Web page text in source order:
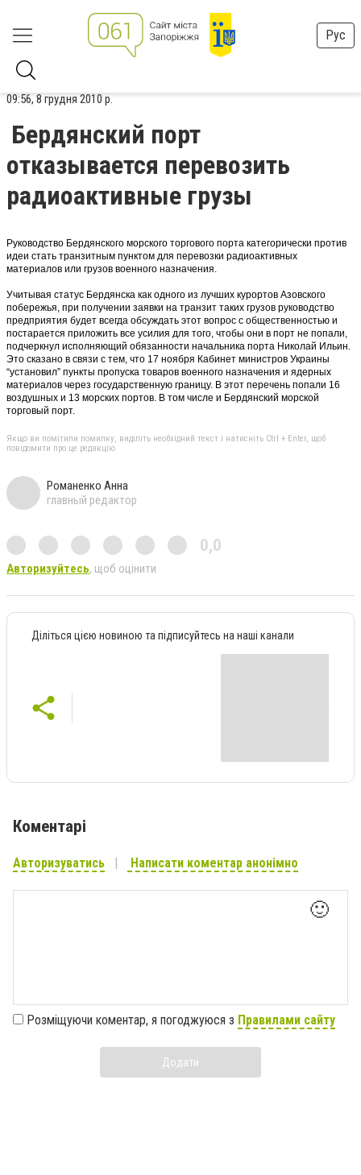
Рус
09:56, 8 грудня 2010 р.
Бердянский порт
отказывается перевозить
радиоактивные грузы
Руководство Бердянского морского торгового порта категорически против
идеи стать транзитным пунктом для перевозки радиоактивных
материалов или грузов военного назначения.
Учитывая статус Бердянска как одного из лучших курортов Азовского
побережья, при получении заявки на транзит таких грузов руководство
предприятия будет всегда обсуждать этот вопрос с общественностью и
постарается приложить все усилия для того, чтобы они в порт не попали,
подчеркнул исполняющий обязанности начальника порта Николай Ильин.
Это сказано в связи с тем, что 17 ноября Кабинет министров Украины
“установил” пункты пропуска товаров военного назначения и ядерных
материалов через государственную границу. В этот перечень попали 16
воздушных и 13 морских портов. В том числе и Бердянский морской
торговый порт.
Якщо ви помітили помилку, виділіть необхідний текст і натисніть Ctrl + Enter, щоб
повідомити про це редакцію
Романенко Анна
главный редактор
0,0
Авторизуйтесь, щоб оцінити
Діліться цією новиною та підписуйтесь на наші канали
Коментарі
Авторизуватись Написати коментар анонімно
🙂
Розміщуючи коментар, я погоджуюся з Правилами сайту
Додати